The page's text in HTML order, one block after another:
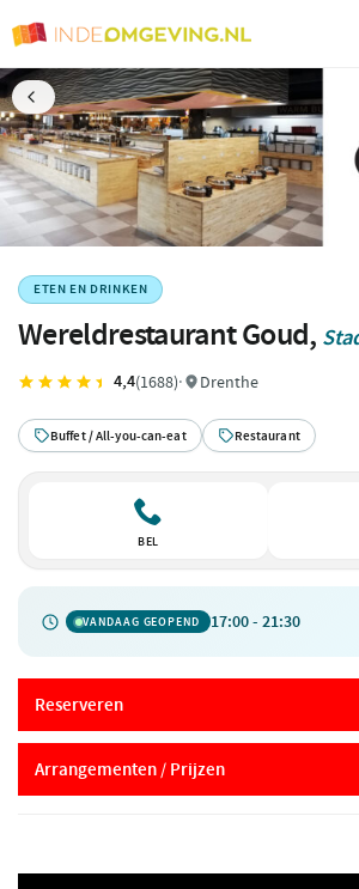
ETEN EN DRINKEN
Wereldrestaurant Goud,
4,4(1688)· Drenthe
Buffet / All-you-can-eat Restaurant
BEL
VANDAAG GEOPEND 17:00 - 21:30
Reserveren
Arrangementen / Prijzen